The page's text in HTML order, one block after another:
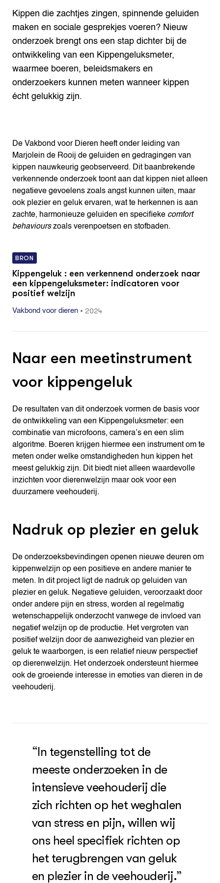
Kippen die zachtjes zingen, spinnende geluiden
maken en sociale gesprekjes voeren? Nieuw
onderzoek brengt ons een stap dichter bij de
ontwikkeling van een Kippengeluksmeter,
waarmee boeren, beleidsmakers en
onderzoekers kunnen meten wanneer kippen
écht gelukkig zijn.
De Vakbond voor Dieren heeft onder leiding van
Marjolein de Rooij de geluiden en gedragingen van
kippen nauwkeurig geobserveerd. Dit baanbrekende
verkennende onderzoek toont aan dat kippen niet alleen
negatieve gevoelens zoals angst kunnen uiten, maar
ook plezier en geluk ervaren, wat te herkennen is aan
zachte, harmonieuze geluiden en specifieke comfort
behaviourszoals verenpoetsen en stofbaden.
BRON
Kippengeluk : een verkennend onderzoek naar
een kippengeluksmeter: indicatoren voor
positief welzijn
Vakbond voor dieren• 2024
Naar een meetinstrument
voor kippengeluk
De resultaten van dit onderzoek vormen de basis voor
de ontwikkeling van een Kippengeluksmeter: een
combinatie van microfoons, camera’s en een slim
algoritme. Boeren krijgen hiermee een instrument om te
meten onder welke omstandigheden hun kippen het
meest gelukkig zijn. Dit biedt niet alleen waardevolle
inzichten voor dierenwelzijn maar ook voor een
duurzamere veehouderij.
Nadruk op plezier en geluk
De onderzoeksbevindingen openen nieuwe deuren om
kippenwelzijn op een positieve en andere manier te
meten. In dit project ligt de nadruk op geluiden van
plezier en geluk. Negatieve geluiden, veroorzaakt door
onder andere pijn en stress, worden al regelmatig
wetenschappelijk onderzocht vanwege de invloed van
negatief welzijn op de productie. Het vergroten van
positief welzijn door de aanwezigheid van plezier en
geluk te waarborgen, is een relatief nieuw perspectief
op dierenwelzijn. Het onderzoek ondersteunt hiermee
ook de groeiende interesse in emoties van dieren in de
veehouderij.
“In tegenstelling tot de
meeste onderzoeken in de
intensieve veehouderij die
zich richten op het weghalen
van stress en pijn, willen wij
ons heel specifiek richten op
het terugbrengen van geluk
en plezier in de veehouderij.”